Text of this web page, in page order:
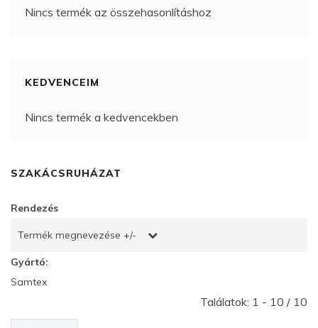
Nincs termék az összehasonlításhoz
KEDVENCEIM
Nincs termék a kedvencekben
SZAKÁCSRUHÁZAT
Rendezés
Termék megnevezése +/-
Gyártó:
Samtex
Találatok: 1 - 10 / 10